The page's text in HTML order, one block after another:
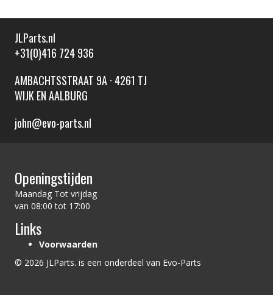
JLParts.nl
+31(0)416 724 936
AMBACHTSSTRAAT 9A · 4261 TJ
WIJK EN AALBURG
john@evo-parts.nl
Openingstijden
Maandag Tot vrijdag
van 08:00 tot 17:00
Links
Voorwaarden
© 2026 JLParts. is een onderdeel van Evo-Parts